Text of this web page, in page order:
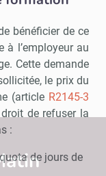
bénéficier de ce
à l’employeur au
Cette demande
le prix du
(article R2145-3
de refuser la
:
de jours de
Abonnez-